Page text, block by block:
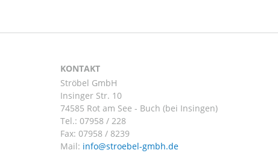
KONTAKT
Ströbel GmbH
Insinger Str. 10
74585 Rot am See - Buch (bei Insingen)
Tel.: 07958 / 228
Fax: 07958 / 8239
Mail: